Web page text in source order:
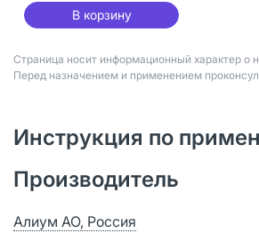
В корзину
Страница носит информационный характер о
Перед назначением и применением
Инструкция по
Производитель
Алиум АО, Россия